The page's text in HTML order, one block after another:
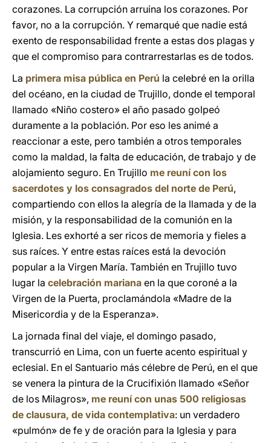
corazones. La corrupción arruina los corazones. Por
favor, no a la corrupción. Y remarqué que nadie está
exento de responsabilidad frente a estas dos plagas y
que el compromiso para contrarrestarlas es de todos.
La primera misa pública en Perú la celebré en la orilla
del océano, en la ciudad de Trujillo, donde el temporal
llamado «Niño costero» el año pasado golpeó
duramente a la población. Por eso les animé a
reaccionar a este, pero también a otros temporales
como la maldad, la falta de educación, de trabajo y de
alojamiento seguro. En Trujillo me reuní con los
sacerdotes y los consagrados del norte de Perú,
compartiendo con ellos la alegría de la llamada y de la
misión, y la responsabilidad de la comunión en la
Iglesia. Les exhorté a ser ricos de memoria y fieles a
sus raíces. Y entre estas raíces está la devoción
popular a la Virgen María. También en Trujillo tuvo
lugar la celebración mariana en la que coroné a la
Virgen de la Puerta, proclamándola «Madre de la
Misericordia y de la Esperanza».
La jornada final del viaje, el domingo pasado,
transcurrió en Lima, con un fuerte acento espiritual y
eclesial. En el Santuario más célebre de Perú, en el que
se venera la pintura de la Crucifixión llamado «Señor
de los Milagros», me reuní con unas 500 religiosas
de clausura, de vida contemplativa: un verdadero
«pulmón» de fe y de oración para la Iglesia y para